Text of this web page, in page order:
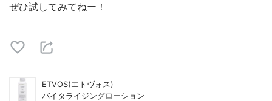
ぜひ試してみてねー！
ETVOS(エトヴォス)
バイタライジングローション